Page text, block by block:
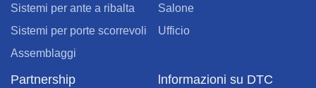
Sistemi per ante a ribalta
Sistemi per porte scorrevoli
Assemblaggi
Salone
Ufficio
Partnership lnformazioni su DTC